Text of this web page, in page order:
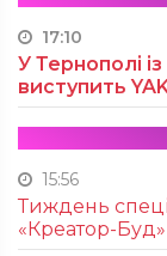
17:10
У Тернополі
виступить
15:56
Тиждень
«Креатор-Буд»